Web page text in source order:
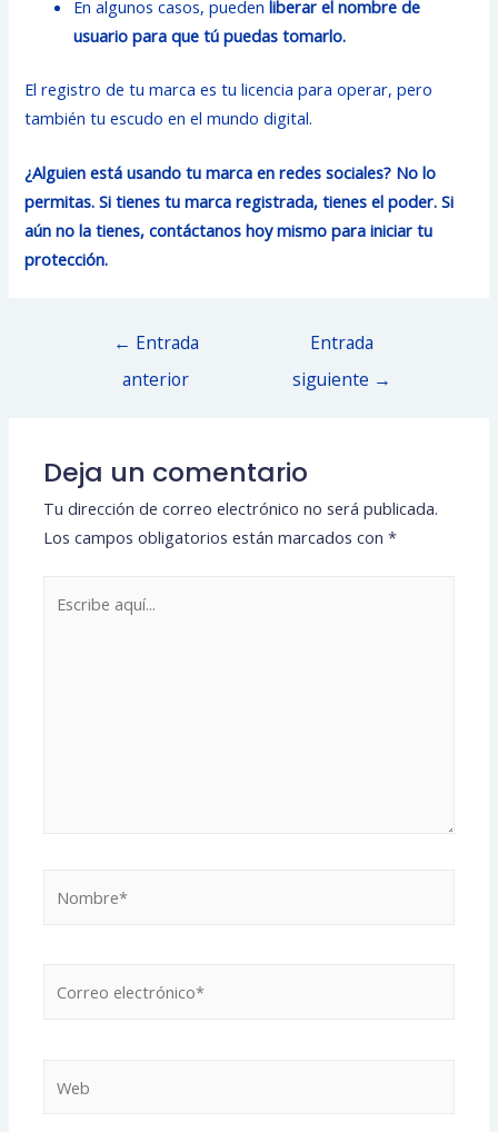
En algunos casos, pueden liberar el nombre de
usuario para que tú puedas tomarlo.
El registro de tu marca es tu licencia para operar, pero
también tu escudo en el mundo digital.
¿Alguien está usando tu marca en redes sociales? No lo
permitas. Si tienes tu marca registrada, tienes el poder. Si
aún no la tienes, contáctanos hoy mismo para iniciar tu
protección.
Navegación
← Entrada
anterior
Entrada
siguiente →
Deja un comentario
Tu dirección de correo electrónico no será publicada.
Los campos obligatorios están marcados con*